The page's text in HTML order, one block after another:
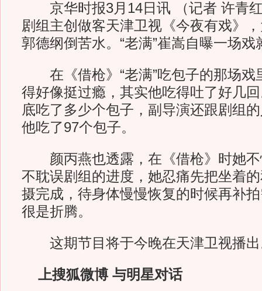
京华时报3月14日讯 （记者 许青红
剧组主创做客天津卫视《今夜有戏》
郭德纲倒苦水。“老满”崔嵩自曝一场
在《借枪》“老满”吃包子的那场戏
得好像挺过瘾，其实他吃得吐了好几
底吃了多少个包子，副导演还跟剧组
他吃了97个包子。
颜丙燕也透露，在《借枪》时她不
不耽误剧组的进度，她忍痛先把坐着
摄完成，待身体慢慢恢复的时候再补
很是折腾。
这期节目将于今晚在天津卫视播出
上搜狐微博 与明星对话